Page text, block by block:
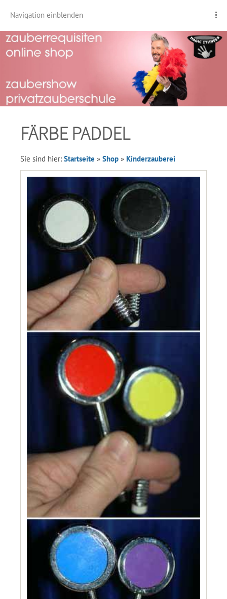
Navigation einblenden
FÄRBE PADDEL
Sie sind hier: Startseite » Shop » Kinderzauberei